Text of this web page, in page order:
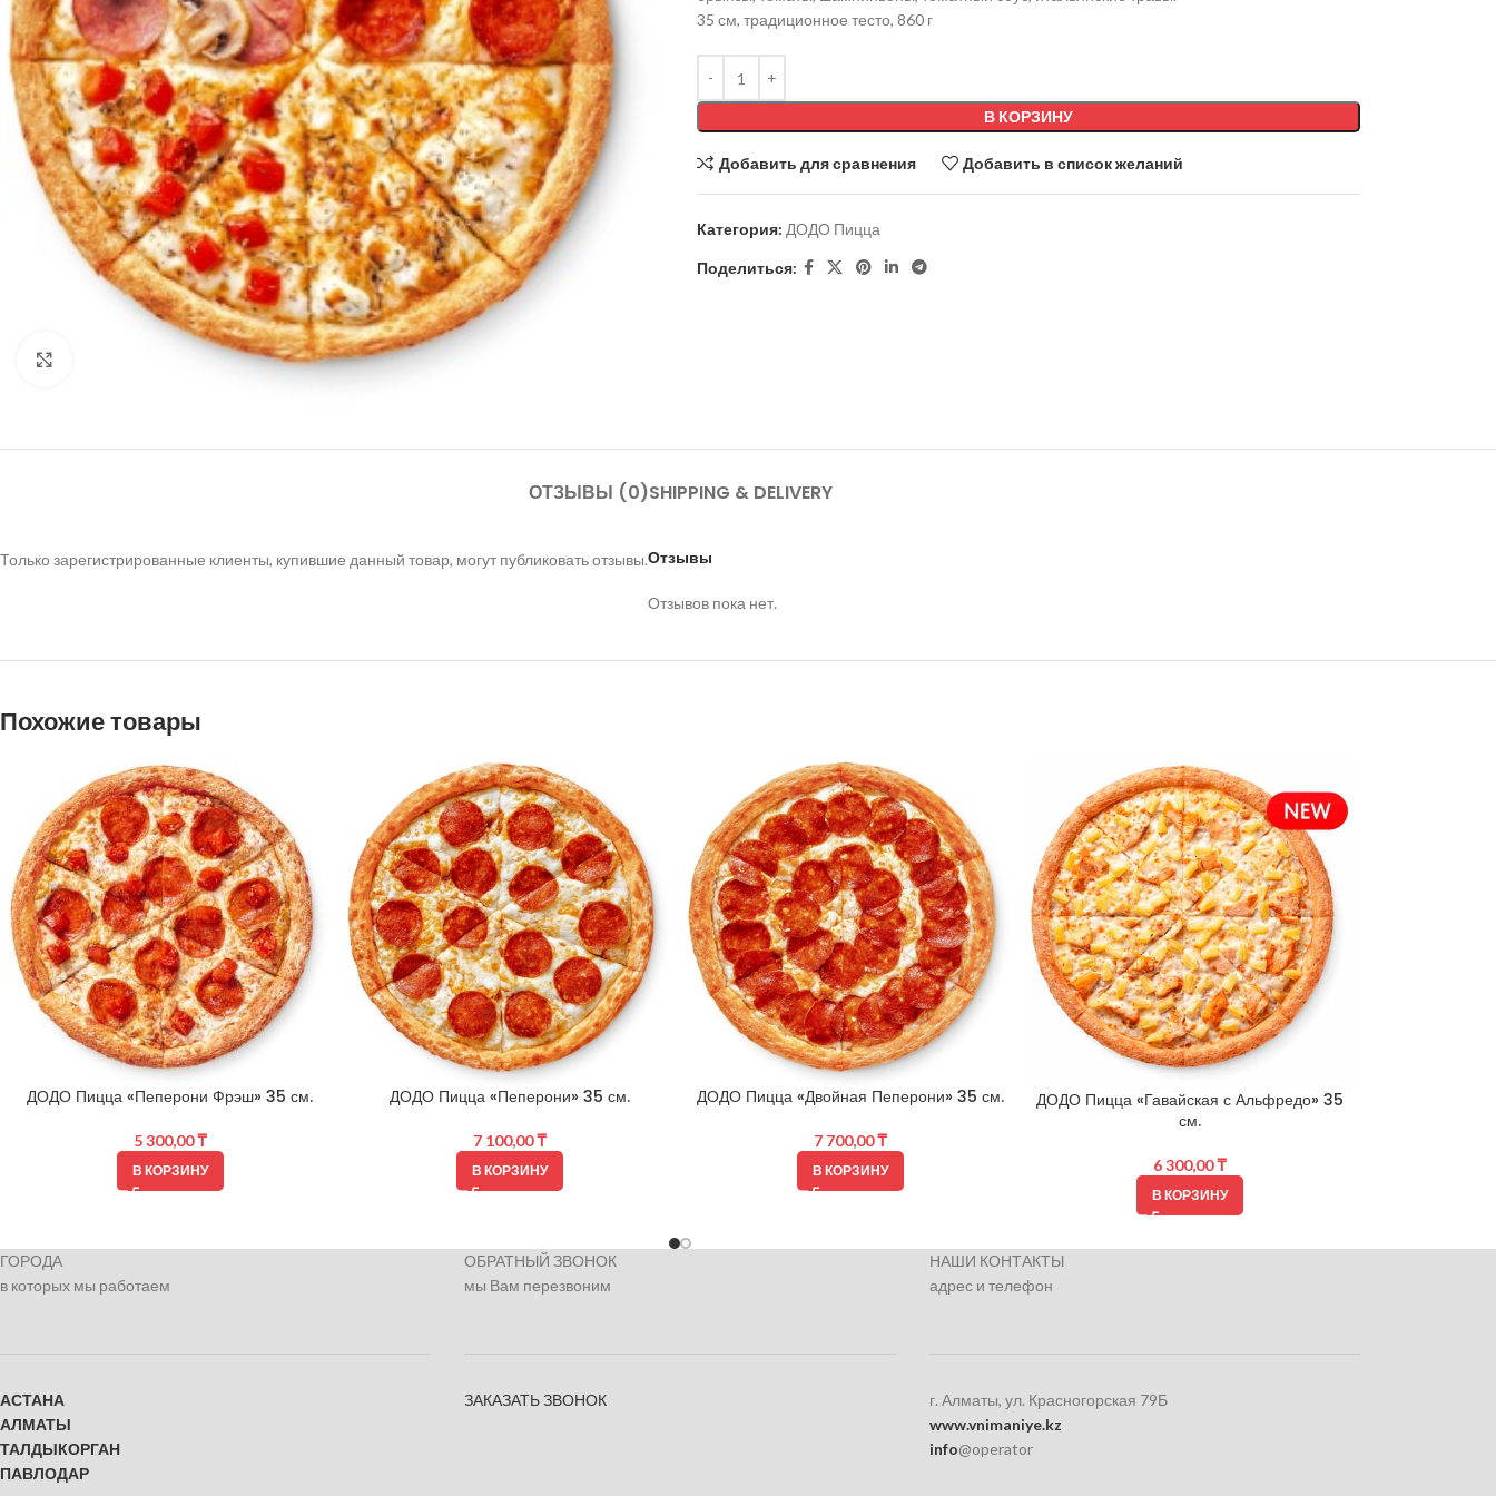
Нажмите, чтобы увеличить
35 см, традиционное тесто, 860 г
В КОРЗИНУ
Добавить для сравнения Добавить в список желаний
Категория: ДОДО Пицца
Поделиться:
ОТЗЫВЫ (0)SHIPPING & DELIVERY
Отзывы
Отзывов пока нет.
Только зарегистрированные клиенты, купившие данный товар, могут публиковать отзывы.
Похожие товары
ДОДО Пицца «Пеперони Фрэш» 35 см.
5 300,00₸
В КОРЗИНУ
ДОДО Пицца «Пеперони» 35 см.
7 100,00₸
В КОРЗИНУ
ДОДО Пицца «Двойная Пеперони» 35 см.
7 700,00₸
В КОРЗИНУ
ДОДО Пицца «Гавайская с Альфредо» 35
см.
6 300,00₸
В КОРЗИНУ
ГОРОДА
в которых мы работаем
АСТАНА
АЛМАТЫ
ТАЛДЫКОРГАН
ПАВЛОДАР
ОБРАТНЫЙ ЗВОНОК
мы Вам перезвоним
ЗАКАЗАТЬ ЗВОНОК
НАШИ КОНТАКТЫ
адрес и телефон
г. Алматы, ул. Красногорская 79Б
www.vnimaniye.kz
info@operator